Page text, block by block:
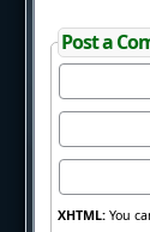
Post a
XHTML:You